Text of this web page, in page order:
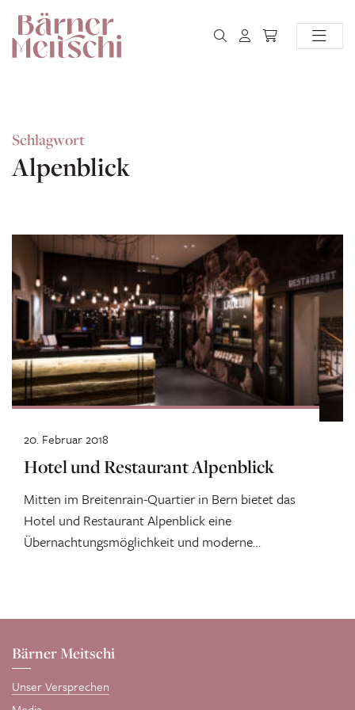
Schlagwort
Alpenblick
Hotel und Restaurant Alpenblick
Mitten im Breitenrain-Quartier in Bern bietet das
Hotel und Restaurant Alpenblick eine
Übernachtungsmöglichkeit und moderne
20. Februar 2018
Bärner Meitschi
Unser Versprechen